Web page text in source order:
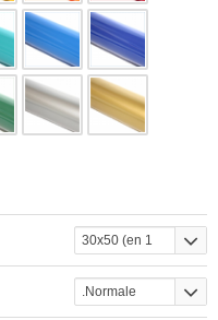
30x50 (en 1
partie)
.Normale